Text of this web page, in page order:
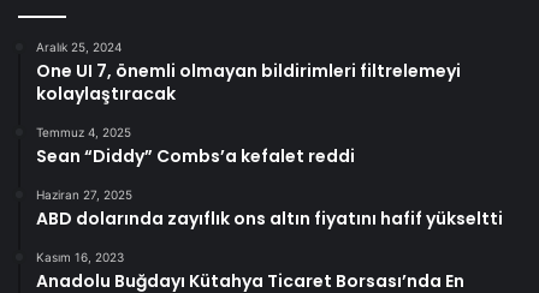
Aralık 25, 2024
One UI 7, önemli olmayan bildirimleri filtrelemeyi
kolaylaştıracak
Temmuz 4, 2025
Sean “Diddy” Combs’a kefalet reddi
Haziran 27, 2025
ABD dolarında zayıflık ons altın fiyatını hafif yükseltti
Kasım 16, 2023
Anadolu Buğdayı Kütahya Ticaret Borsası’nda En